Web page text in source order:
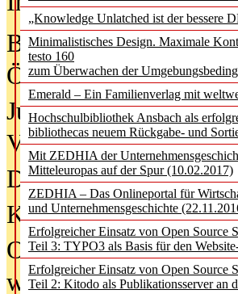
„Knowledge Unlatched ist der bessere
Minimalistisches Design. Maximale
testo 160
zum Überwachen der
Emerald – Ein Familienverlag mit
Hochschulbibliothek Ansbach als
bibliothecas neuem Rückgabe- und
Mit ZEDHIA der
Mitteleuropas auf der Spur (10.02.2017)
ZEDHIA – Das Onlineportal für
und Unternehmensgeschichte
Erfolgreicher Einsatz von Open Source
Teil 3: TYPO3 als Basis für den
Erfolgreicher Einsatz von Open Source
Teil 2: Kitodo als Publikationsserver an
Bürgerforum fordert
Öffentlichkeit
Jugendliche wollen
Verbote
Digitale
KI-Chatbots werden
Offene
wissenschaftliche